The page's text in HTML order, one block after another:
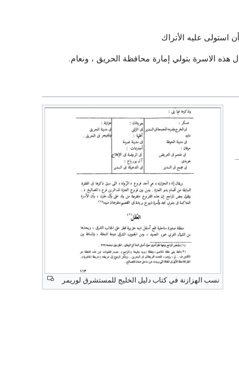
استولى عليه الأتراك
الاسرة بتولي إمارة محافظة الحريق ، ونعام.
نسب الهزازنة في كتاب دليل الخليج للمستشرق لوريمر